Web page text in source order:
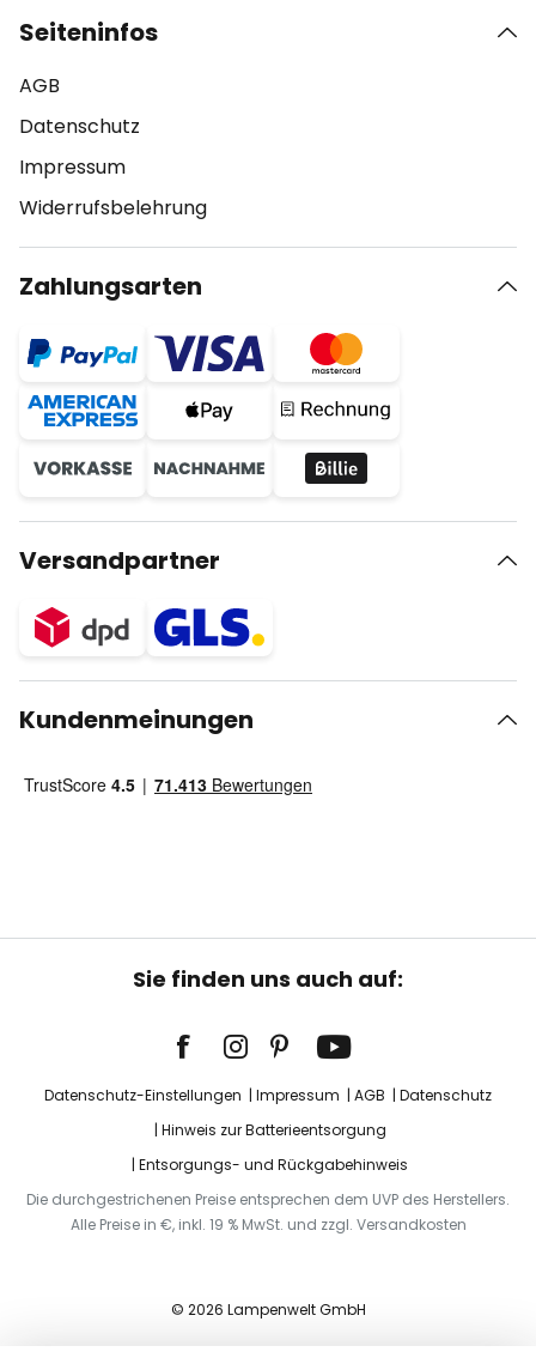
Seiteninfos
AGB
Datenschutz
Impressum
Widerrufsbelehrung
Zahlungsarten
Versandpartner
Kundenmeinungen
Sie finden uns auch auf:
Datenschutz-Einstellungen Impressum AGB
Datenschutz
Hinweis zur Batterieentsorgung
Entsorgungs- und Rückgabehinweis
Die durchgestrichenen Preise entsprechen dem UVP des Herstellers.
Alle Preise in €, inkl. 19 % MwSt. und zzgl. Versandkosten
© 2026 Lampenwelt GmbH